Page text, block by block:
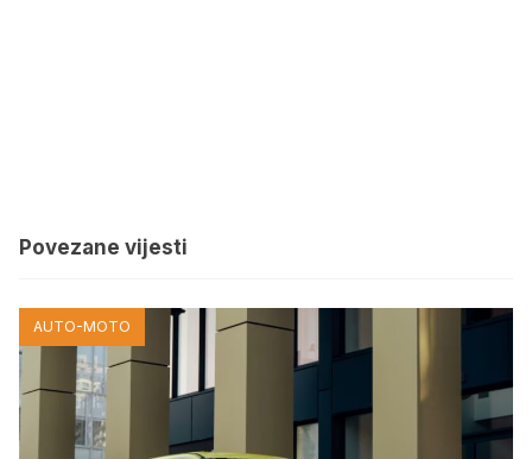
Povezane vijesti
AUTO-MOTO